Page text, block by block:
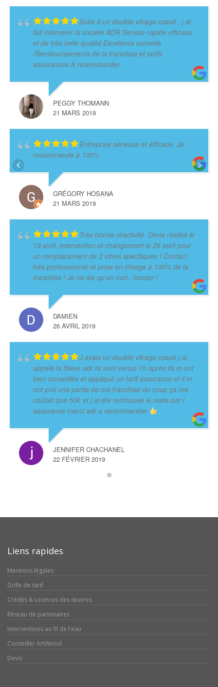
Suite à un double vitrage cassé , j ai
fait intervenir la société ADR Service rapide efficace
et de très belle qualité Excellents conseils
/Remboursements de la franchise et tarifs
assurances A recommander
PEGGY THOMANN
21 MARS 2019
Entreprise sérieuse et efficace. Je
recommande à 100%
GRÉGORY HOSANA
21 MARS 2019
Très bonne réactivité. Devis réalisé le
19 avril, intervention et changement le 26 avril pour
un remplacement de 2 vitres spécifiques ! Contact
très professionnel et prise en charge à 100% de la
franchise ! Je ne dis qu'un mot : foncez !
DAMIEN
26 AVRIL 2019
J avais un double vitrage cassé j ai
appelé la Steve adr ils sont venus 1h après ils m ont
bien conseillés et appliqué un tarif assurance et il m
ont pris une partie de ma franchise du coup ça me
coûtait que 50€ et j ai été rembousé le reste par l
assurance merci adr a recommander
JENNIFER CHACHANEL
22 FÉVRIER 2019
Liens rapides
Mentions légales
Grille de tarif
Crédits & Licences des œuvres
Réseau de partenaires
Interventions au fil de l'eau
Conseiller ArtWood
Devis